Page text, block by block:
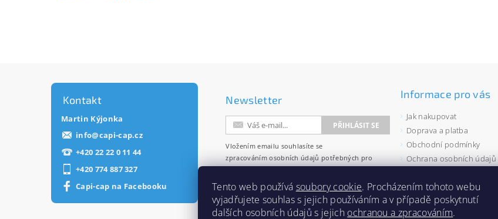
Kontakt
Martin Kýjonka
info@capi-cap.cz
+420 22 22 0 11 44
+420 774 887 327
Capi-cap na Facebooku
Newsletter
Vložením emailu souhlasíte se
zpracováním osobních údajů potřebných pro
Informace pro vás
Jak nakupovat
Doprava a platba
Obchodní podmínky
Ochrana osobních údajů
Zásady používání
Tento web používá soubory cookie. Procházením tohoto webu
vyjadřujete souhlas s jejich používáním a v případě poskytnutí
dalších osobních údajů s jejich ochranou a zpracováním.